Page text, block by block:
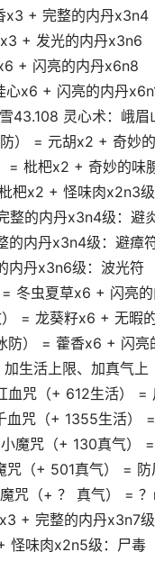
x3 + 完整的内丹x3n4
+ 发光的内丹x3n6
+ 闪亮的内丹x6n8
x6 + 闪亮的内丹
43.108 灵心术：峨眉
） = 元胡x2 + 奇妙的
= 枇杷x2 + 奇妙的味
杷x2 + 怪味肉x2n3级
整的内丹x3n4级：避
内丹x3n4级：避瘴
内丹x3n6级：波光符
冬虫夏草x6 + 闪亮的
= 龙葵籽x6 + 无暇
防） = 藿香x6 + 闪亮
生活上限、加真气上
血咒（+ 612生活） =
咒（+ 1355生活） =
魔咒（+ 130真气） =
咒（+ 501真气） = 防
咒（+ ？ 真气） = ？
+ 完整的内丹x3n7级
怪味肉x2n5级：尸毒